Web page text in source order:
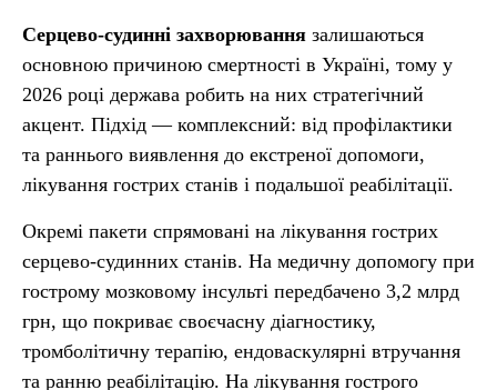
Серцево-судинні захворювання залишаються
основною причиною смертності в Україні, тому у
2026 році держава робить на них стратегічний
акцент. Підхід — комплексний: від профілактики
та раннього виявлення до екстреної допомоги,
лікування гострих станів і подальшої реабілітації.
Окремі пакети спрямовані на лікування гострих
серцево-судинних станів. На медичну допомогу при
гострому мозковому інсульті передбачено 3,2 млрд
грн, що покриває своєчасну діагностику,
тромболітичну терапію, ендоваскулярні втручання
та ранню реабілітацію. На лікування гострого